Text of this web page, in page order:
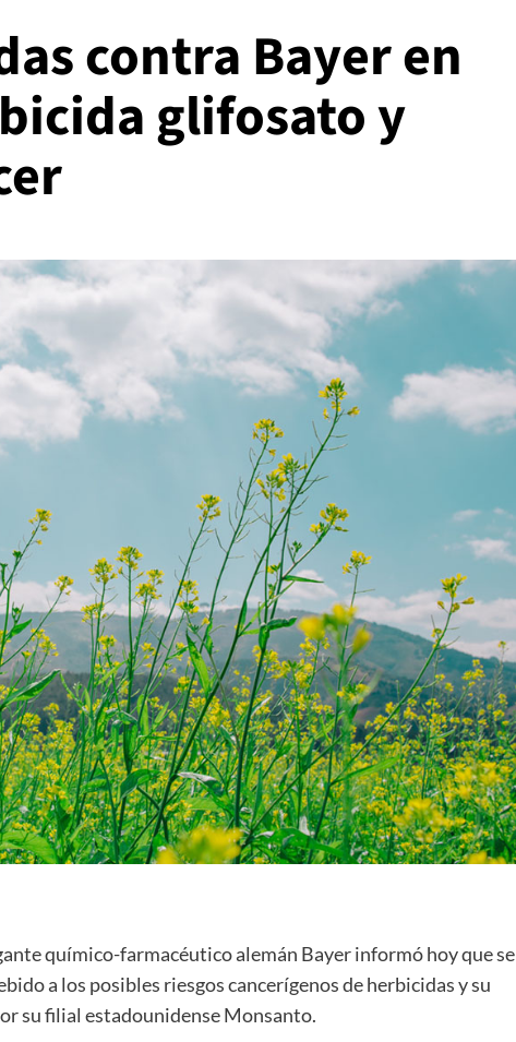
contra Bayer en
glifosato y
químico-farmacéutico alemán Bayer informó hoy que se
a los posibles riesgos cancerígenos de herbicidas y su
su filial estadounidense Monsanto.